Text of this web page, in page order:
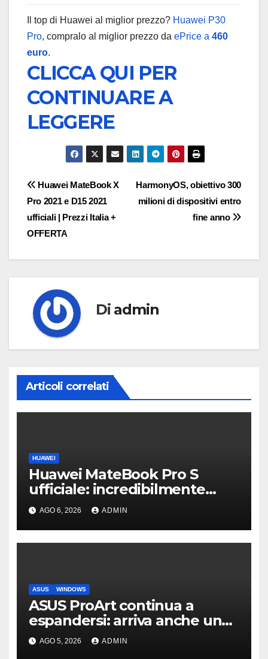
Il top di Huawei al miglior prezzo? Huawei P30
Pro, compralo al miglior prezzo da ePrice a 460
euro.
CLICCA QUI PER
CONTINUARE A
LEGGERE
Navigazione
articoli
HarmonyOS, obiettivo 300
milioni di dispositivi entro
fine anno
Huawei MateBook X
Pro 2021 e D15 2021
ufficiali | Prezzi Italia +
OFFERTA
Di admin
Articoli correlati
HUAWEI
Huawei MateBook Pro S
ufficiale: incredibilmente
leggero e supersottile
AGO 6, 2026 ADMIN
ASUS WINDOWS
ASUS ProArt continua a
espandersi: arriva anche un
box SSD di fascia alta
AGO 5, 2026 ADMIN